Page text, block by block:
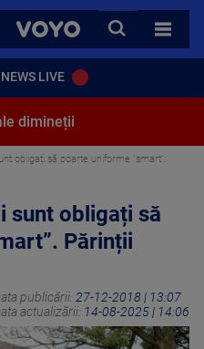
VOYO
CAUTA
TOATE
LIVE
dimineții
obligați să poarte uniforme ”smart”.
sunt obligați să
Părinții
publicării: 27-12-2018 | 13:07
actualizării: 14-08-2025 | 14:06